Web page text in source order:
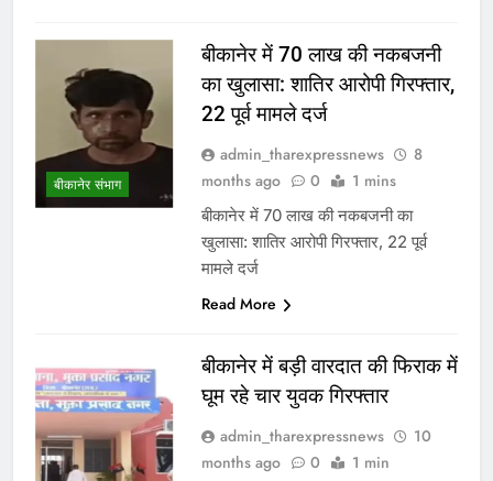
बीकानेर संभाग
बीकानेर में 70 लाख की नकबजनी
का खुलासा: शातिर आरोपी गिरफ्तार,
22 पूर्व मामले दर्ज
admin_tharexpressnews
8
months ago
0 1 mins
बीकानेर में 70 लाख की नकबजनी का
खुलासा: शातिर आरोपी गिरफ्तार, 22 पूर्व
मामले दर्ज
Read More
बीकानेर में बड़ी वारदात की फिराक में
घूम रहे चार युवक गिरफ्तार
admin_tharexpressnews
10
months ago
0 1 min